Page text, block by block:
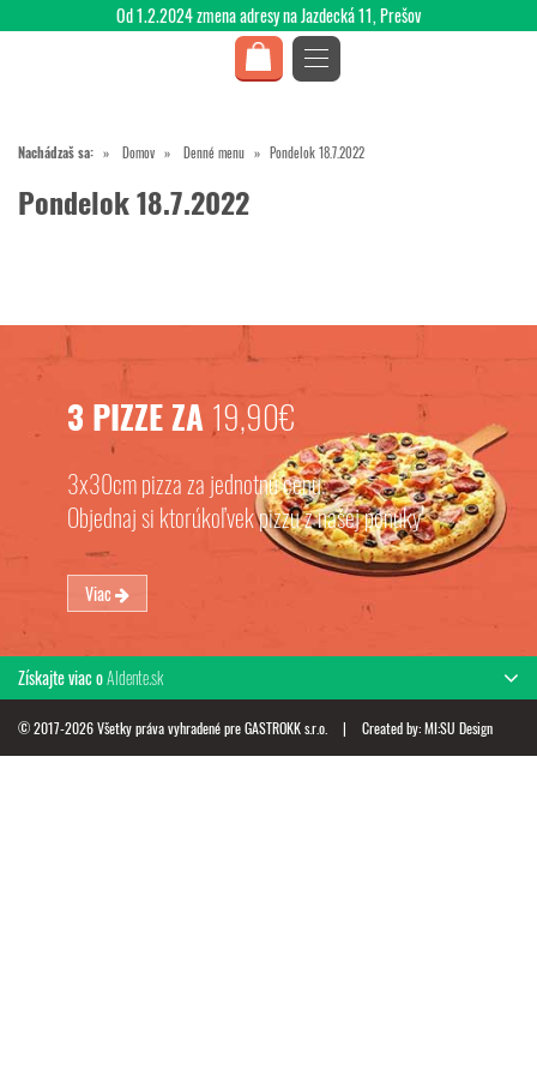
Nachádzaš sa: Domov Denné menu Pondelok 18.7.2022
Pondelok 18.7.2022
3 PIZZE ZA 19,90€
3x30cm pizza za jednotnú cenu.
Objednaj si ktorúkoľvek pizzu z našej ponuky
Viac
Získajte viac oAldente.sk
© 2017-2026 Všetky práva vyhradené pre GASTROKK s.r.o. | Created by:MI:SU Design
Od 1.2.2024 zmena adresy na Jazdecká 11, Prešov